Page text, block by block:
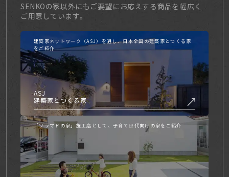
SENKOの家以外にもご要望にお応えする商品を幅広く
ご用意しています。
建築家ネットワーク（ASJ）を通し、日本全国の建築家とつくる家
をご紹介
ASJ
建築家とつくる家
「ソラマドの家」施工店として、子育て世代向けの家をご紹介